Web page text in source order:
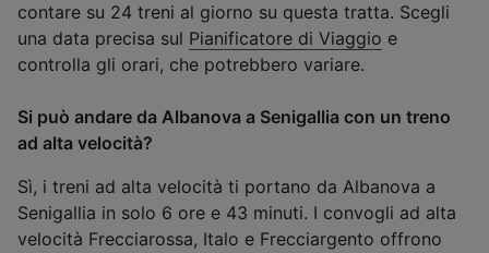
contare su 24 treni al giorno su questa tratta. Scegli
una data precisa sul Pianificatore di Viaggio e
controlla gli orari, che potrebbero variare.
Si può andare da Albanova a Senigallia con un treno
ad alta velocità?
Sì, i treni ad alta velocità ti portano da Albanova a
Senigallia in solo 6 ore e 43 minuti. I convogli ad alta
velocità Frecciarossa, Italo e Frecciargento offrono